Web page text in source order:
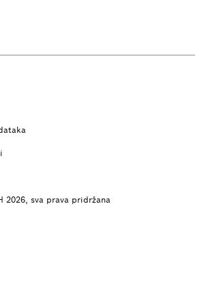
2026, sva prava pridržana